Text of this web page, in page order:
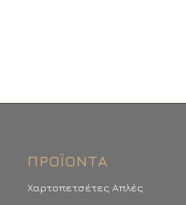
ΠΡΟΪΌΝΤΑ
Χαρτοπετσέτες Απλές